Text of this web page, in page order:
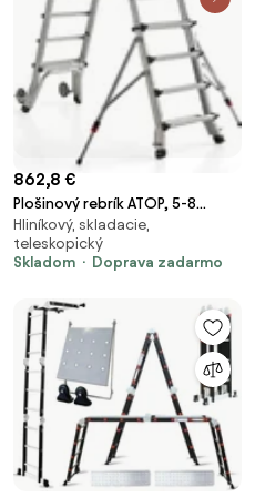
862,8 €
Plošinový rebrík ATOP, 5-8
priečok, 1190-1890 mm
Hliníkový, skladacie,
teleskopický
Skladom
Doprava zadarmo